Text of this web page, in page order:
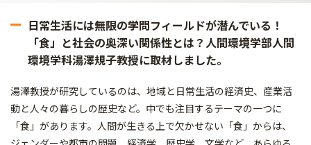
日常生活には無限の学問フィールドが潜んでいる！
「食」と社会の奥深い関係性とは？人間環境学部人間
環境学科湯澤規子教授に取材しました。
湯澤教授が研究しているのは、地域と日常生活の経済史、産業活
動と人々の暮らしの歴史など。中でも注目するテーマの一つに
「食」があります。人間が生きる上で欠かせない「食」からは、